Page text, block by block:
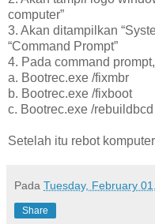
computer”
3. Akan ditampilkan
“Command Prompt”
4. Pada command
a. Bootrec.exe /fixmbr
b. Bootrec.exe /fixboot
c. Bootrec.exe /rebuildbcd
Setelah itu rebot
Pada Tuesday, February
Share